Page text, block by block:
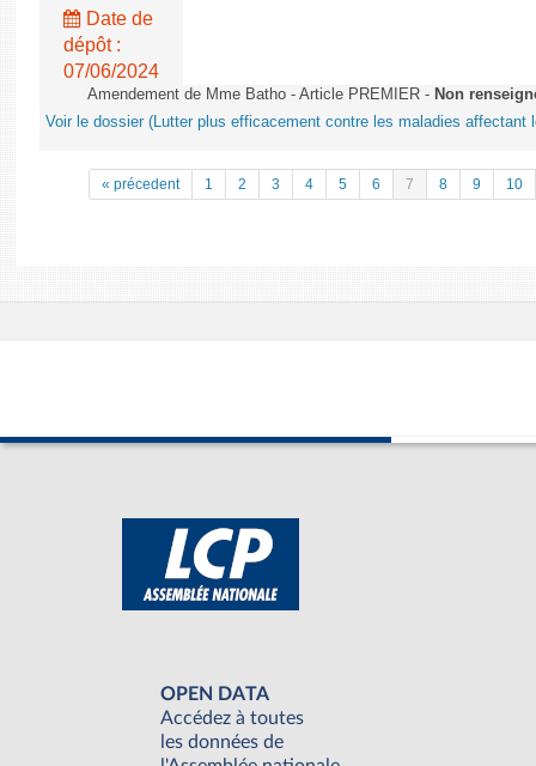
Date de
dépôt :
07/06/2024
Amendement de Mme Batho - Article PREMIER - Non
Voir le dossier (Lutter plus efficacement contre les maladies affectant
« précedent 1 2 3 4 5 6 7 8 9 10
OPEN DATA
Accédez à toutes
les données de